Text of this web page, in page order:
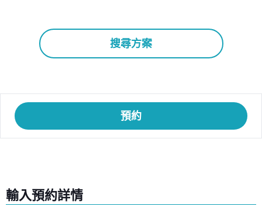
搜尋方案
預約
輸入預約詳情